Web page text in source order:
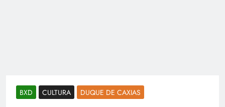
BXD CULTURA DUQUE DE CAXIAS